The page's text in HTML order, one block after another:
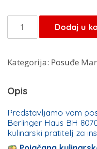
je:
55,00
Berlinger
Haus
lonac
cm
BH-
8070
količina
Dodaj u
Kategorija: Posuđe
Opis
Predstavljamo vam
Berlinger Haus BH
kulinarski pratitelj za